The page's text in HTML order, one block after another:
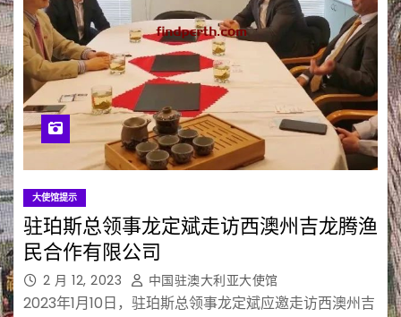
大使馆提示
驻珀斯总领事龙定斌走访西澳州吉龙腾渔
民合作有限公司
2 月 12, 2023 中国驻澳大利亚大使馆
2023年1月10日，驻珀斯总领事龙定斌应邀走访西澳州吉